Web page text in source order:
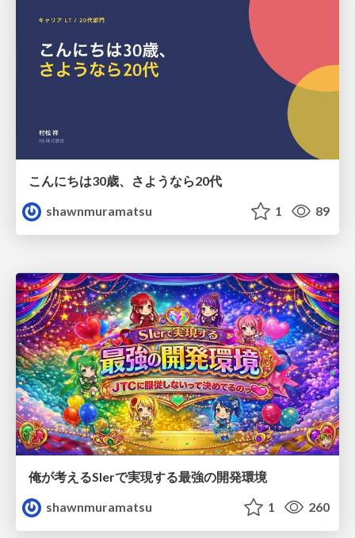
こんにちは30歳、さようなら20代
shawnmuramatsu
1 89
俺が考えるSIerで実現する最強の開発環境
shawnmuramatsu
1 260